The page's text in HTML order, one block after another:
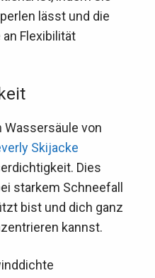
lässt und die
Flexibilität
von
Skijacke
Dies
starkem Schneefall
bist und dich ganz
kannst.